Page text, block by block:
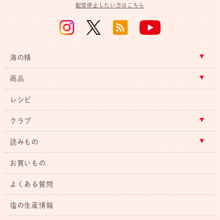
配信停止したい方はこちら
海の精
商品
レシピ
クラブ
読みもの
お買いもの
よくある質問
塩の生産情報